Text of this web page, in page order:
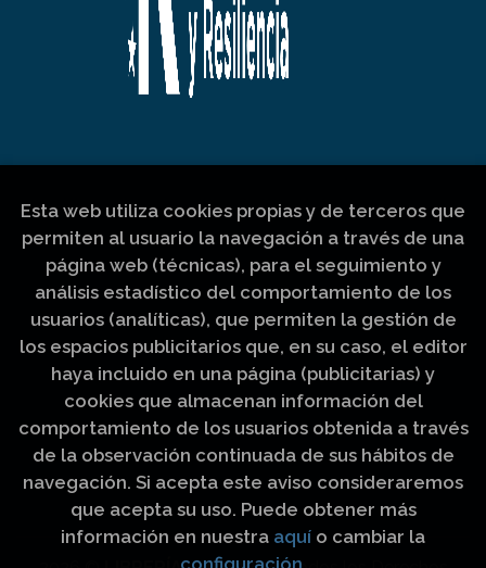
Esta web utiliza cookies propias y de terceros que
permiten al usuario la navegación a través de una
página web (técnicas), para el seguimiento y
análisis estadístico del comportamiento de los
usuarios (analíticas), que permiten la gestión de
los espacios publicitarios que, en su caso, el editor
haya incluido en una página (publicitarias) y
cookies que almacenan información del
comportamiento de los usuarios obtenida a través
de la observación continuada de sus hábitos de
navegación. Si acepta este aviso consideraremos
que acepta su uso. Puede obtener más
información en nuestra aquí o cambiar la
configuración